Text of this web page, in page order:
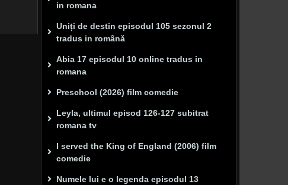
in romana
Uniți de destin episodul 105 sezonul 2
tradus in română
Abia 17 episodul 10 online tradus in
romana
Preschool (2026) film comedie
Leyla, ultimul episod 126-127 subitrat
romana tv
I served the King of England (2006) film
comedie
Numele lui e o legenda episodul 13